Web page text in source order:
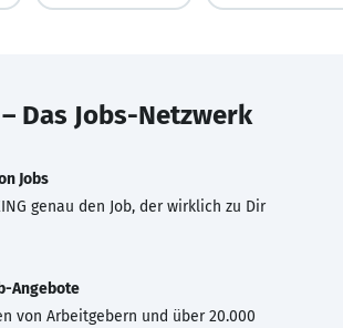
– Das Jobs-Netzwerk
Jobs
genau den Job, der wirklich zu Dir
Angebote
von Arbeitgebern und über 20.000